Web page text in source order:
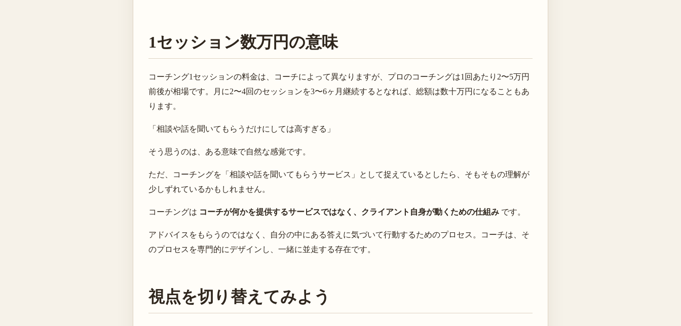
1セッション数万円の意味
コーチング1セッションの料金は、コーチによって異なりますが、プロのコーチングは1回あたり2〜5万円
前後が相場です。月に2〜4回のセッションを3〜6ヶ月継続するとなれば、総額は数十万円になることもあ
ります。
「相談や話を聞いてもらうだけにしては高すぎる」
そう思うのは、ある意味で自然な感覚です。
ただ、コーチングを「相談や話を聞いてもらうサービス」として捉えているとしたら、そもそもの理解が
少しずれているかもしれません。
コーチングは コーチが何かを提供するサービスではなく、クライアント自身が動くための仕組み です。
アドバイスをもらうのではなく、自分の中にある答えに気づいて行動するためのプロセス。コーチは、そ
のプロセスを専門的にデザインし、一緒に並走する存在です。
視点を切り替えてみよう